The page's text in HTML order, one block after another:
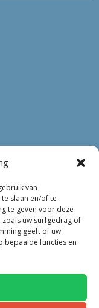
van
slaan en/of te
te geven voor deze
zoals uw surfgedrag of
geeft of uw
bepaalde functies en